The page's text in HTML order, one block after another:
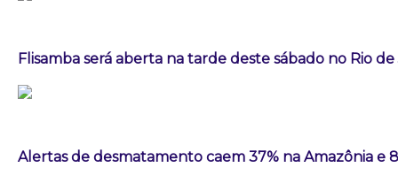
Flisamba será aberta na tarde deste sábado no Rio
Alertas de desmatamento caem 37% na Amazônia e